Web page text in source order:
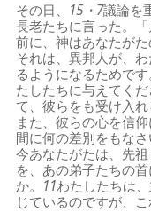
その日、 15・7議論を
長老たちに言った。
前に、神はあなたが
それは、異邦人が、
るようになるためで
たしたちに与えてく
て、彼らをも受け入
また、彼らの心を信
間に何の差別をもなさ
今あなたがたは、先
を、あの弟子たちの
か。 11わたしたちは
じているのですが、